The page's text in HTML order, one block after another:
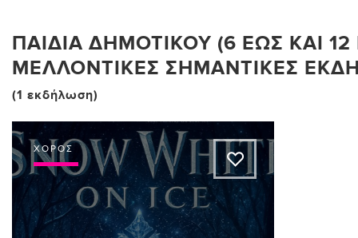
ΠΑΙΔΙΆ ΔΗΜΟΤΙΚΟΎ (6 ΈΩΣ ΚΑΙ
ΜΕΛΛΟΝΤΙΚΈΣ ΣΗΜΑΝΤΙΚΈΣ
(1 εκδήλωση)
ΧΟΡΌΣ
A